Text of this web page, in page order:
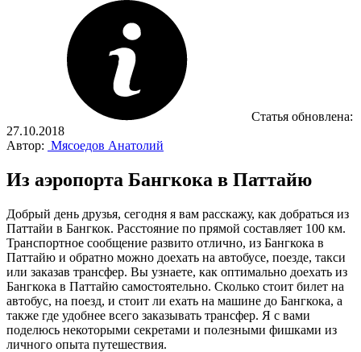
Статья обновлена:
27.10.2018
Автор: Мясоедов Анатолий
Из аэропорта Бангкока в Паттайю
Добрый день друзья, сегодня я вам расскажу, как добраться из
Паттайи в Бангкок. Расстояние по прямой составляет 100 км.
Транспортное сообщение развито отлично, из Бангкока в
Паттайю и обратно можно доехать на автобусе, поезде, такси
или заказав трансфер. Вы узнаете, как оптимально доехать из
Бангкока в Паттайю самостоятельно. Сколько стоит билет на
автобус, на поезд, и стоит ли ехать на машине до Бангкока, а
также где удобнее всего заказывать трансфер. Я с вами
поделюсь некоторыми секретами и полезными фишками из
личного опыта путешествия.